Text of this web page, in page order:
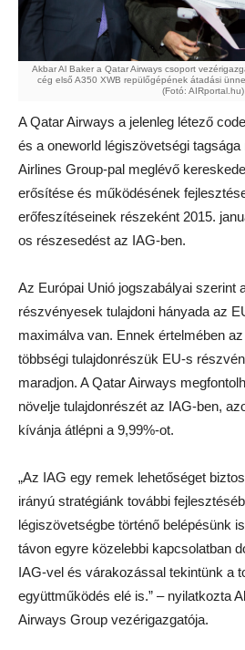
Akbar Al Baker a Qatar Airways csoport
cég első A350 XWB repülőgépének átadási
(Fotó: AIRportal.hu)
A Qatar Airways a jelenleg létező
és a oneworld légiszövetségi
Airlines Group-pal meglévő
erősítése és működésének
erőfeszítéseinek részeként 2015.
os részesedést az IAG-ben.
Az Európai Unió jogszabályai szerint
részvényesek tulajdoni hányada az
maximálva van. Ennek értelmében
többségi tulajdonrészük EU-s
maradjon. A Qatar Airways
növelje tulajdonrészét az IAG-ben,
kívánja átlépni a 9,99%-ot.
„Az IAG egy remek lehetőséget
irányú stratégiánk további
légiszövetségbe történő belépésünk
távon egyre közelebbi kapcsolatban
IAG-vel és várakozással tekintünk a
együttműködés elé is.” – nyilatkozta
Airways Group vezérigazgatója.